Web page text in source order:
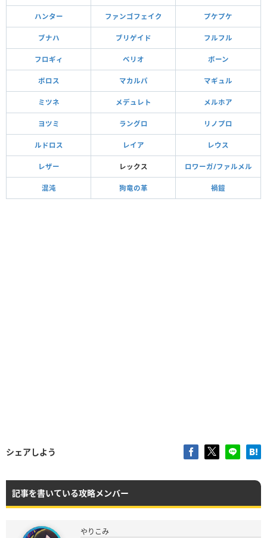
ハンター ファンゴフェイク プケプケ
ブナハ ブリゲイド フルフル
フロギィ ベリオ ボーン
ボロス マカルパ マギュル
ミツネ メデュレト メルホア
ヨツミ ラングロ リノプロ
ルドロス レイア レウス
レザー レックス ロワーガ/ファルメル
混沌 狗竜の革 禍鎧
シェアしよう
記事を書いている攻略メンバー
やりこみ